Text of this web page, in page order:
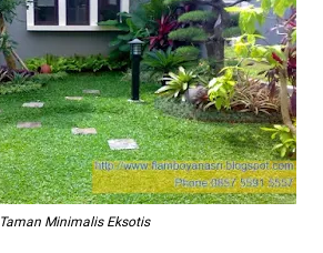
Taman Minimalis Eksotis